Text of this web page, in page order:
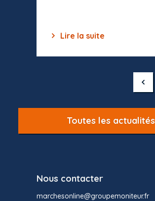
Lire la suite
Toutes les actualités
Nous contacter
marchesonline@groupemoniteur.fr